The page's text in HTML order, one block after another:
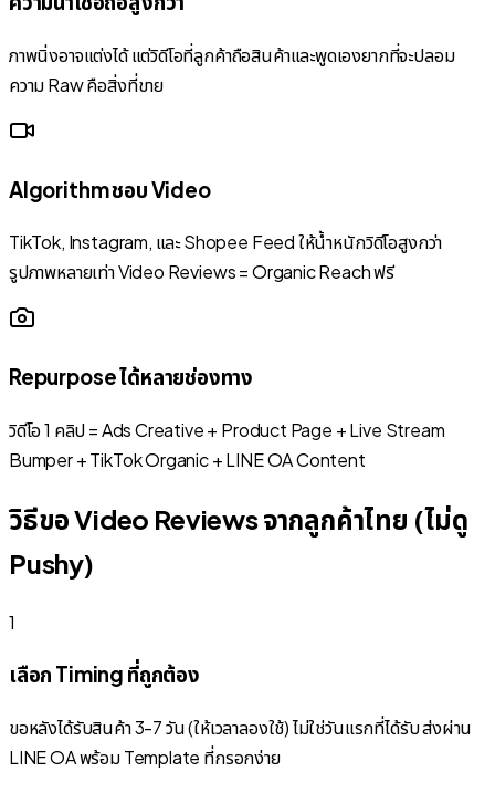
ภาพนิ่งอาจแต่งได้ แต่วิดีโอที่ลูกค้าถือสินค้าและพูดเองยากที่จะปลอม
ความ Raw คือสิ่งที่ขาย
Algorithm ชอบ Video
TikTok, Instagram, และ Shopee Feed ให้น้ำหนักวิดีโอสูงกว่า
รูปภาพหลายเท่า Video Reviews = Organic Reach ฟรี
Repurpose ได้หลายช่องทาง
วิดีโอ 1 คลิป = Ads Creative + Product Page + Live Stream
Bumper + TikTok Organic + LINE OA Content
วิธีขอ Video Reviews จากลูกค้าไทย (ไม่ดู
Pushy)
1
เลือก Timing ที่ถูกต้อง
ขอหลังได้รับสินค้า 3-7 วัน (ให้เวลาลองใช้) ไม่ใช่วันแรกที่ได้รับ ส่งผ่าน
LINE OA พร้อม Template ที่กรอกง่าย